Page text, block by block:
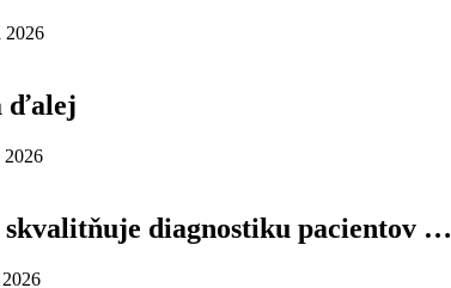
2026
ďalej
2026
diagnostiku pacientov …